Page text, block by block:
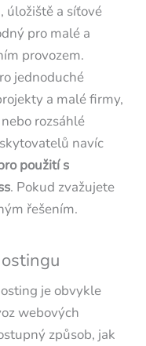
úložiště a síťové
pro malé a
provozem.
jednoduché
a malé firmy,
rozsáhlé
navíc
použití s
. Pokud zvažujete
řešením.
je obvykle
webových
způsob, jak